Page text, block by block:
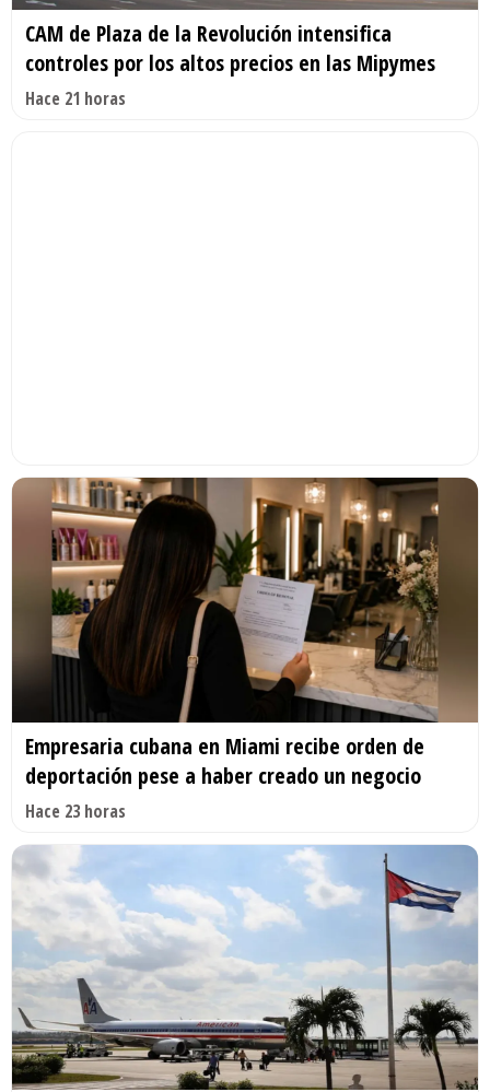
CAM de Plaza de la Revolución intensifica
controles por los altos precios en las Mipymes
Hace 21 horas
Empresaria cubana en Miami recibe orden de
deportación pese a haber creado un negocio
Hace 23 horas